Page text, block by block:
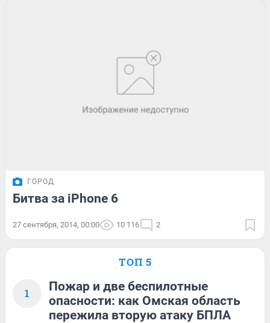
ГОРОД
Битва за iPhone 6
27 сентября, 2014, 00:00 10 116 2
ТОП 5
1
Пожар и две беспилотные
опасности: как Омская область
пережила вторую атаку БПЛА